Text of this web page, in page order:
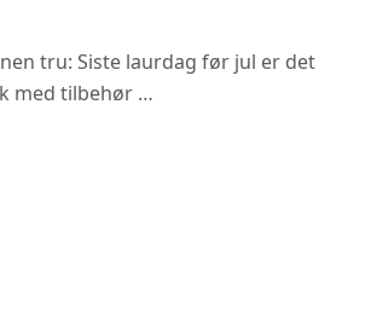
tru: Siste laurdag før jul er det
med tilbehør …